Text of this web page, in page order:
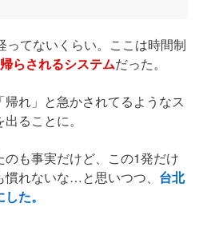
ってないくらい。ここは時間制
らされるシステムだった。
れ」と急かされてるようなス
ることに。
も事実だけど、この1発だけ
れないな…と思いつつ、 台北
た。